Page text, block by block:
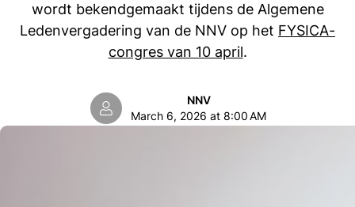
wordt bekendgemaakt tijdens de Algemene
Ledenvergadering van de NNV op het FYSICA-
congres van 10 april.
NNV
March 6, 2026 at 8:00 AM